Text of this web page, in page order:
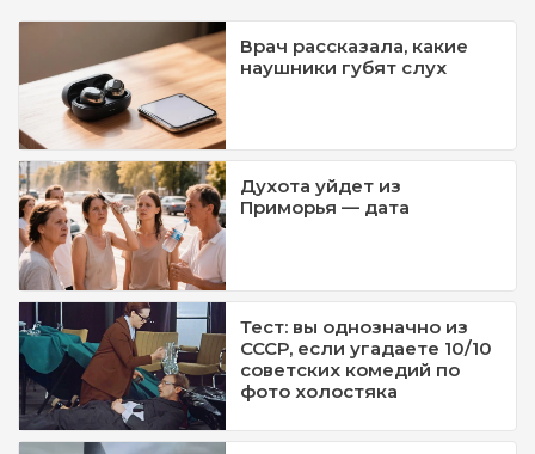
Врач рассказала, какие
наушники губят слух
Духота уйдет из
Приморья — дата
Тест: вы однозначно из
СССР, если угадаете 10/10
советских комедий по
фото холостяка